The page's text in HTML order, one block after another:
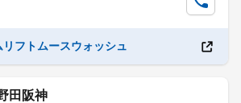
フトムースウォッシュ
田阪神